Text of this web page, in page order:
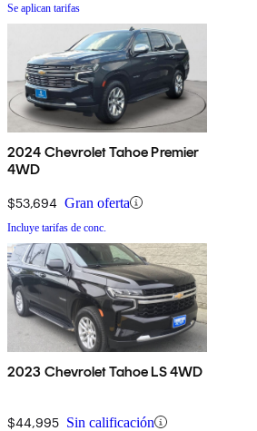
Se aplican tarifas
2024 Chevrolet Tahoe Premier
4WD
$53,694 Gran oferta
Incluye tarifas de conc.
2023 Chevrolet Tahoe LS 4WD
$44,995 Sin calificación